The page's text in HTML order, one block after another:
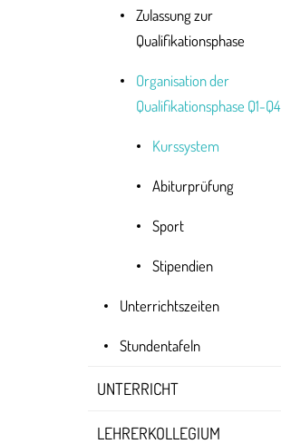
Zulassung zur
Qualifikationsphase
Organisation der
Qualifikationsphase Q1-Q4
Kurssystem
Abiturprüfung
Sport
Stipendien
Unterrichtszeiten
Stundentafeln
UNTERRICHT
LEHRERKOLLEGIUM